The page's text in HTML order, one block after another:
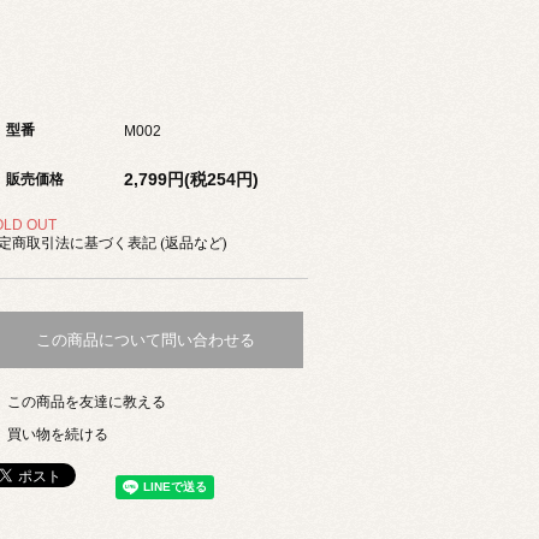
型番 M002
販売価格 2,799円(税254円)
OUT
商取引法に基づく表記 (返品など)
この商品について問い合わせる
この商品を友達に教える
買い物を続ける